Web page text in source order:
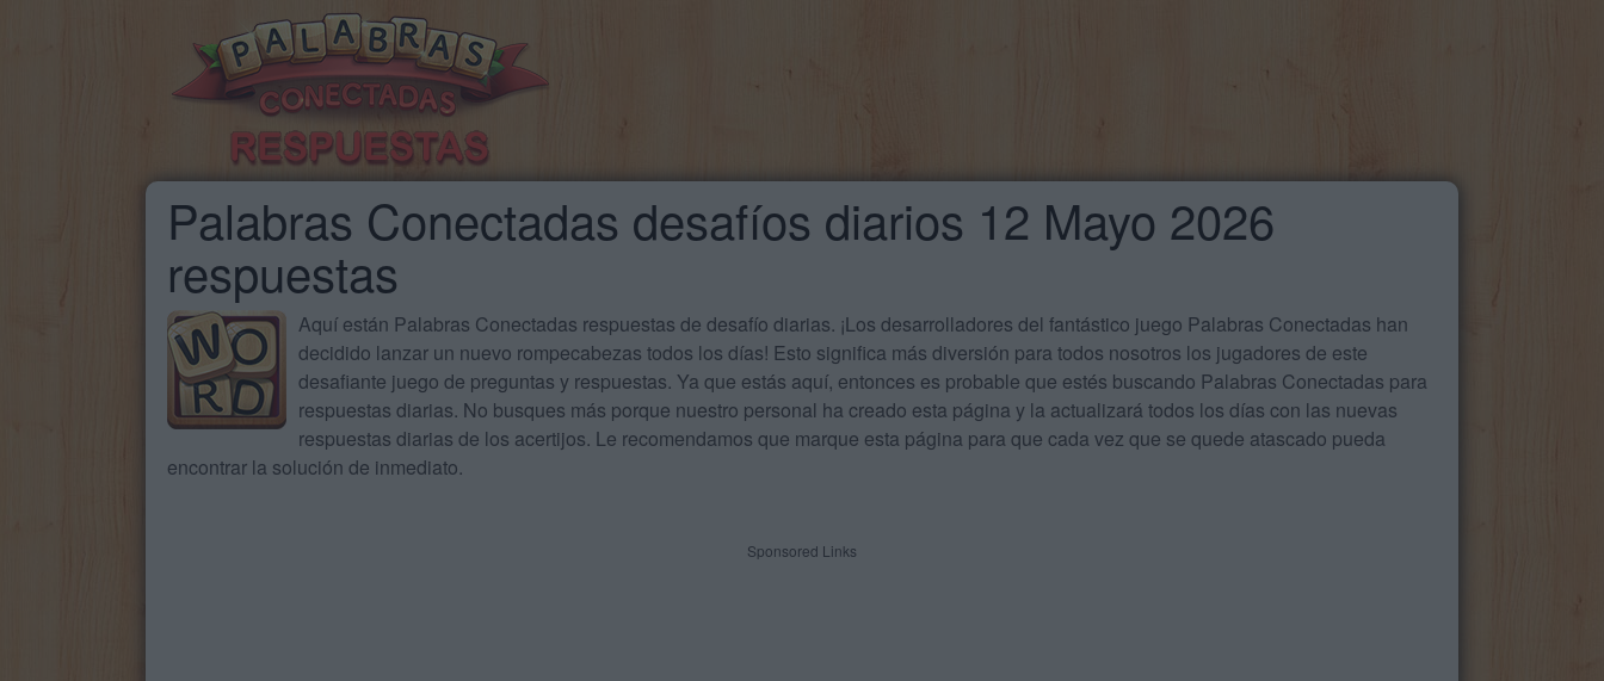
Palabras Conectadas desafíos diarios 12 Mayo 2026
respuestas
Aquí están Palabras Conectadas respuestas de desafío diarias. ¡Los desarrolladores del fantástico juego Palabras Conectadas han
decidido lanzar un nuevo rompecabezas todos los días! Esto significa más diversión para todos nosotros los jugadores de este
desafiante juego de preguntas y respuestas. Ya que estás aquí, entonces es probable que estés buscando Palabras Conectadas para
respuestas diarias. No busques más porque nuestro personal ha creado esta página y la actualizará todos los días con las nuevas
respuestas diarias de los acertijos. Le recomendamos que marque esta página para que cada vez que se quede atascado pueda
encontrar la solución de inmediato.
Sponsored Links